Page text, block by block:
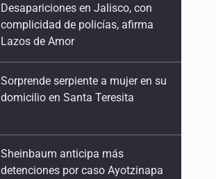
Sorprende serpiente a mujer en su
domicilio en Santa Teresita
Sheinbaum anticipa más
detenciones por caso Ayotzinapa
México no está preparado para
una intervención unilateral de